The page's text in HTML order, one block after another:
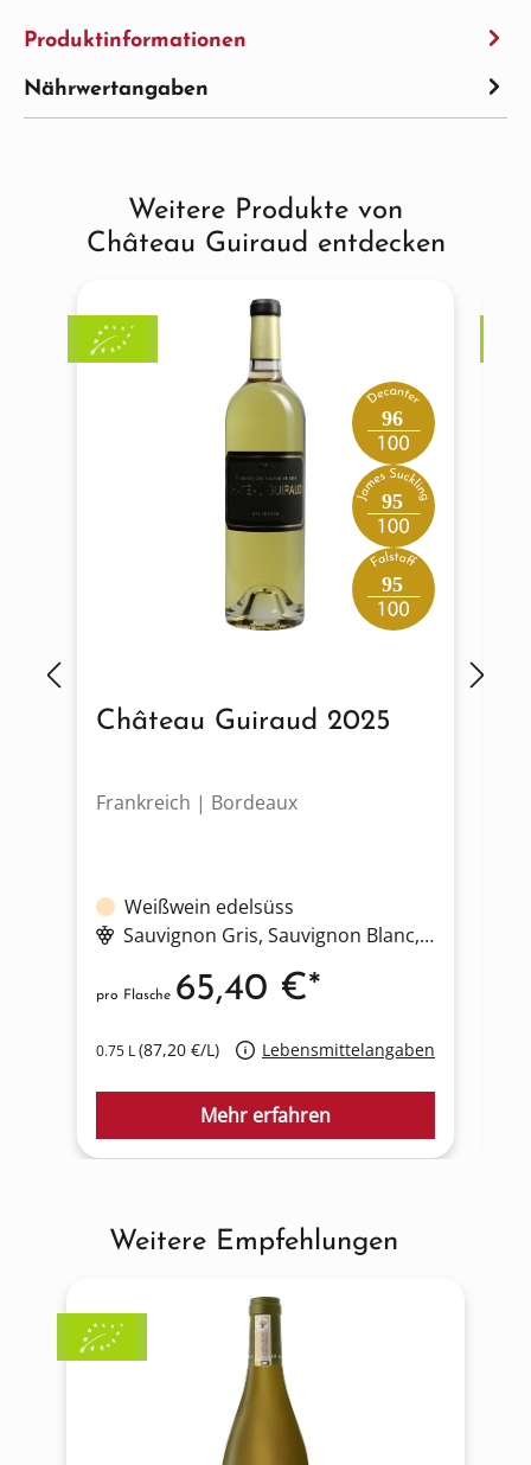
Produktinformationen
Nährwertangaben
Produktgalerie überspringen
Weitere Produkte von
Château Guiraud entdecken
96
95
95
Château Guiraud 2025
Frankreich | Bordeaux
Weißwein edelsüss
Sauvignon Gris, Sauvignon Blanc, Sémillon
0.75 L(87,20 €/L) Lebensmittelangaben
pro Flasche 65,40 €*
Mehr erfahren
Produktgalerie überspringen
Weitere Empfehlungen